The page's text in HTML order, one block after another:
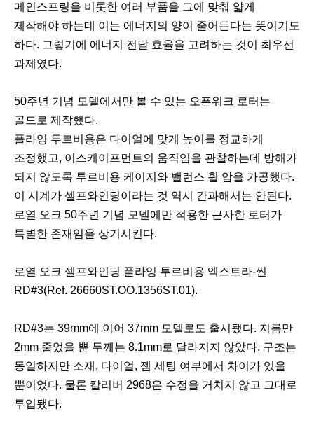
메인스프링을 비롯한 여러 부품을 그에 맞춰 얇게
제작해야 하는데 이는 에너지의 양이 줄어든다는 뜻이기도
하다. 그렇기에 에너지 전달 효율을 고려하는 것이 최우선
과제였다.
50주년 기념 모델에서만 볼 수 있는 오픈워크 로터는
골드로 제작했다.
플라잉 투르비용은 다이얼에 맞게 높이를 정교하게
조정했고, 이스케이프먼트의 움직임을 관찰하는데 방해가
되지 않도록 투르비용 케이지와 밸런스 휠 암을 가공했다.
이 시계가 셀프와인딩이라는 것 역시 간과해서는 안된다.
로열 오크 50주년 기념 모델에만 적용한 근사한 로터가
특별한 존재임을 상기시킨다.
로열 오크 셀프와인딩 플라잉 투르비용 엑스트라-씬
RD#3(Ref. 26660ST.OO.1356ST.01).
RD#3는 39mm에 이어 37mm 모델로도 출시됐다. 지름만
2mm 줄었을 뿐 두께는 8.1mm로 달라지지 않았다. 구조는
동일하지만 소재, 다이얼, 젬 세팅 여부에서 차이가 있을
뿐이었다. 물론 칼리버 2968은 수정을 거치지 않고 그대로
투입됐다.